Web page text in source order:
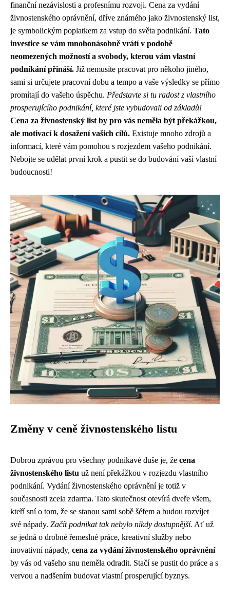
finanční nezávislosti a profesnímu rozvoji. Cena za vydání
živnostenského oprávnění, dříve známého jako živnostenský list,
je symbolickým poplatkem za vstup do světa podnikání. Tato
investice se vám mnohonásobně vrátí v podobě
neomezených možností a svobody, kterou vám vlastní
podnikání přináší. Již nemusíte pracovat pro někoho jiného,
sami si určujete pracovní dobu a tempo a vaše výsledky se přímo
promítají do vašeho úspěchu. Představte si tu radost z vlastního
prosperujícího podnikání, které jste vybudovali od základů!
Cena za živnostenský list by pro vás neměla být překážkou,
ale motivací k dosažení vašich cílů. Existuje mnoho zdrojů a
informací, které vám pomohou s rozjezdem vašeho podnikání.
Nebojte se udělat první krok a pustit se do budování vaší vlastní
budoucnosti!
Změny v ceně živnostenského listu
Dobrou zprávou pro všechny podnikavé duše je, že cena
živnostenského listu už není překážkou v rozjezdu vlastního
podnikání. Vydání živnostenského oprávnění je totiž v
současnosti zcela zdarma. Tato skutečnost otevírá dveře všem,
kteří sní o tom, že se stanou sami sobě šéfem a budou rozvíjet
své nápady. Začít podnikat tak nebylo nikdy dostupnější. Ať už
se jedná o drobné řemeslné práce, kreativní služby nebo
inovativní nápady, cena za vydání živnostenského oprávnění
by vás od vašeho snu neměla odradit. Stačí se pustit do práce a s
vervou a nadšením budovat vlastní prosperující byznys.